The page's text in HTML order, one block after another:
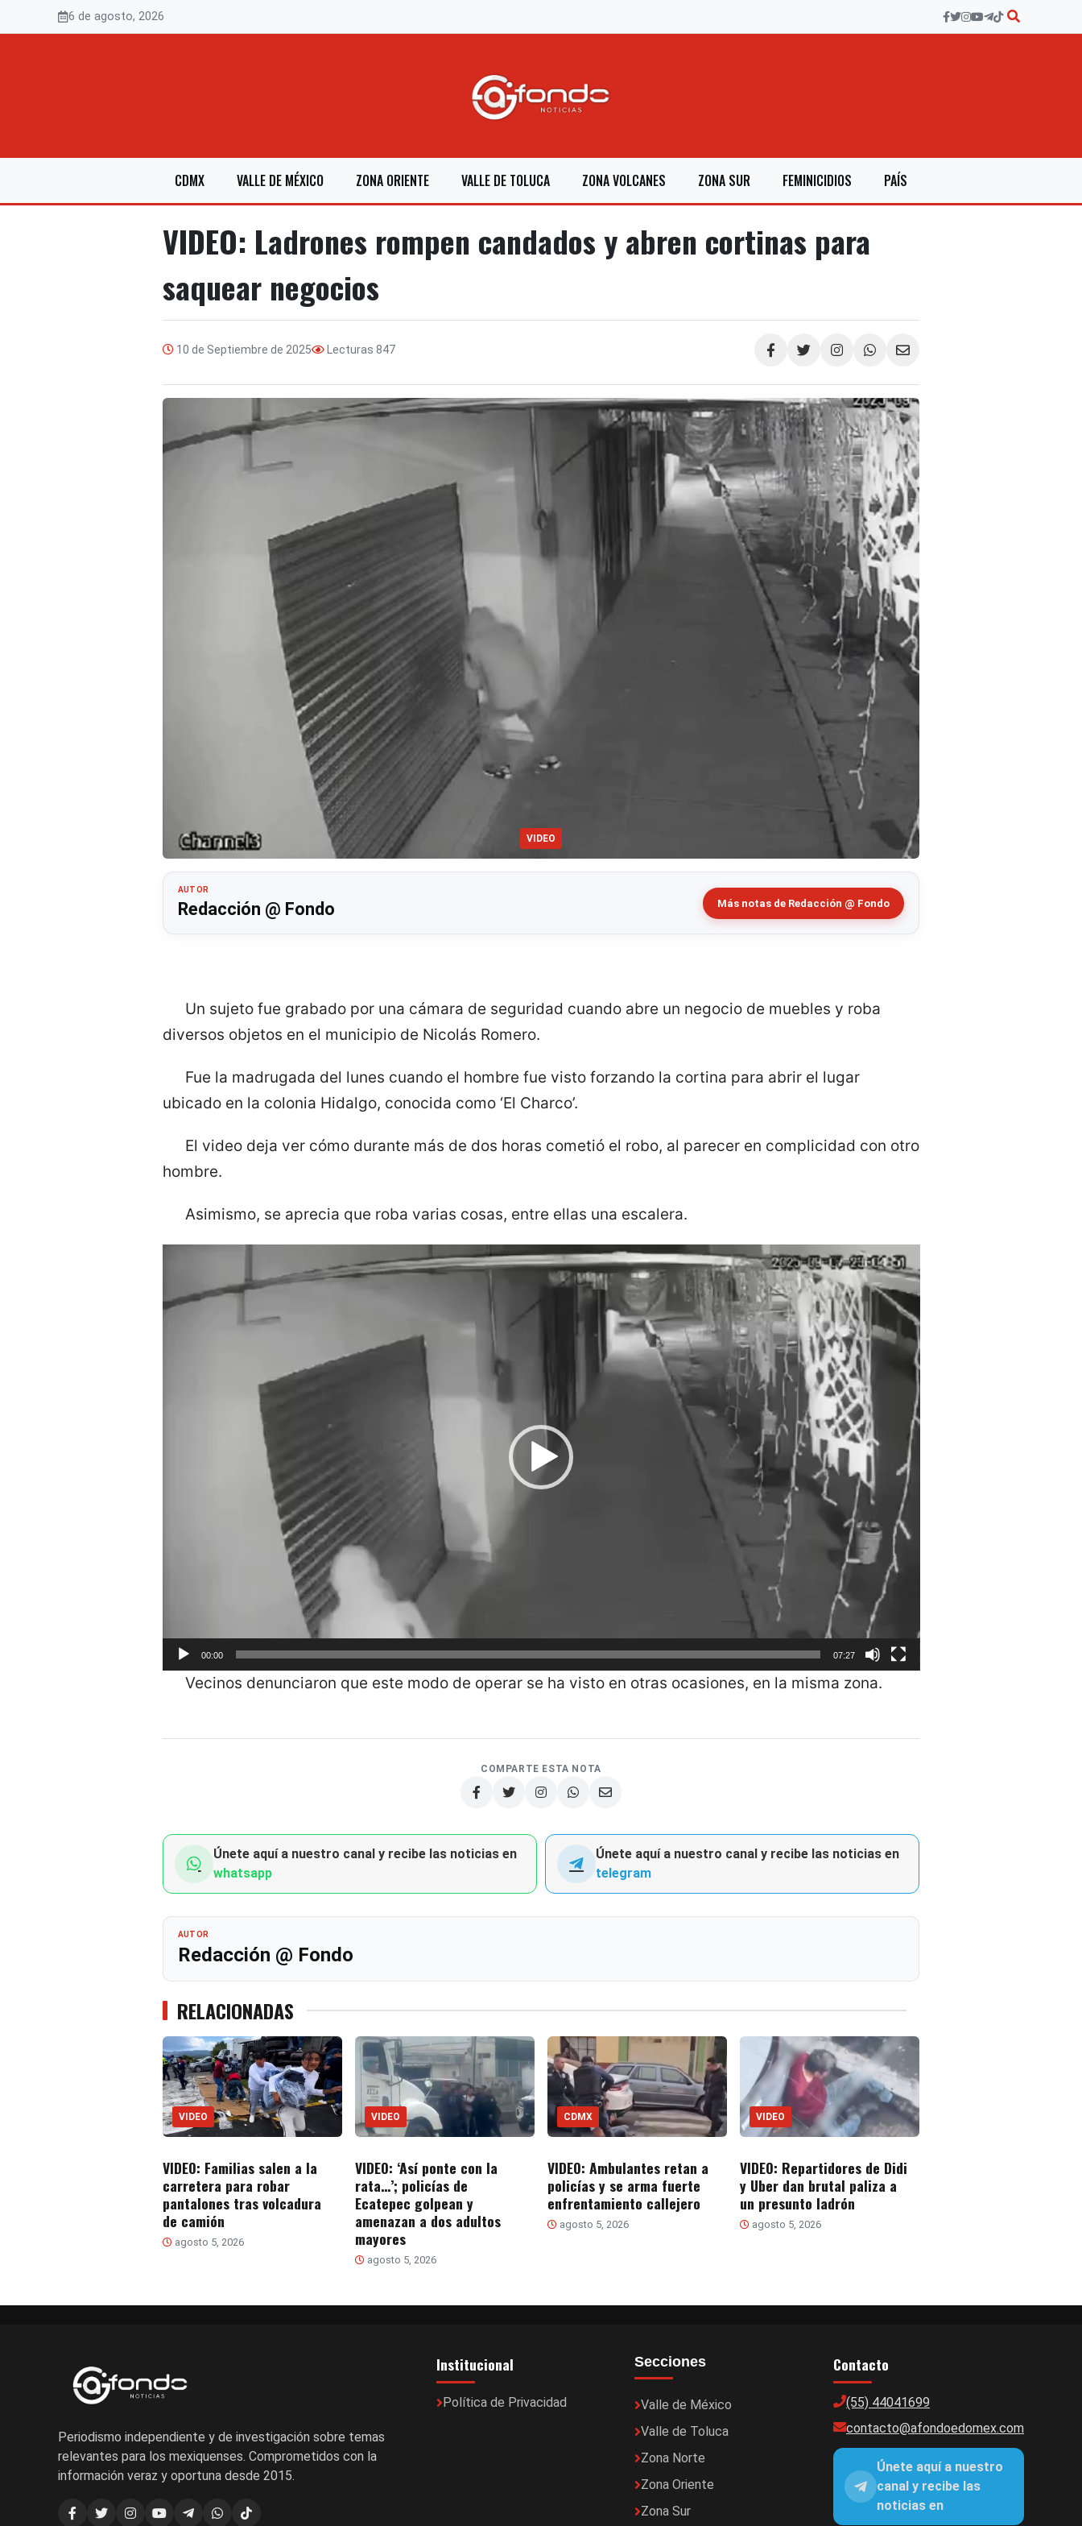
6 de agosto, 2026
CDMX VALLE DE MÉXICO ZONA ORIENTE VALLE DE TOLUCA ZONA VOLCANES ZONA SUR FEMINICIDIOS PAÍS
VIDEO: Ladrones rompen candados y abren cortinas para
saquear negocios
10 de Septiembre de 2025 Lecturas 847
Compartir
VIDEO
AUTOR
Redacción @ Fondo Más notas de Redacción @ Fondo
Un sujeto fue grabado por una cámara de seguridad cuando abre un negocio de muebles y roba
diversos objetos en el municipio de Nicolás Romero.
Fue la madrugada del lunes cuando el hombre fue visto forzando la cortina para abrir el lugar
ubicado en la colonia Hidalgo, conocida como ‘El Charco’.
El video deja ver cómo durante más de dos horas cometió el robo, al parecer en complicidad con otro
hombre.
Asimismo, se aprecia que roba varias cosas, entre ellas una escalera.
vídeo
00:00 07:27
Vecinos denunciaron que este modo de operar se ha visto en otras ocasiones, en la misma zona.
COMPARTE ESTA NOTA
Únete aquí a nuestro canal y recibe las noticias en
whatsapp
Únete aquí a nuestro canal y recibe las noticias en
telegram
AUTOR
Redacción @ Fondo
RELACIONADAS
VIDEO
VIDEO: Familias salen a la
carretera para robar
pantalones tras volcadura
de camión
agosto 5, 2026
VIDEO
VIDEO: ‘Así ponte con la
rata…’; policías de
Ecatepec golpean y
amenazan a dos adultos
mayores
agosto 5, 2026
CDMX
VIDEO: Ambulantes retan a
policías y se arma fuerte
enfrentamiento callejero
agosto 5, 2026
VIDEO
VIDEO: Repartidores de Didi
y Uber dan brutal paliza a
un presunto ladrón
agosto 5, 2026
Periodismo independiente y de investigación sobre temas
relevantes para los mexiquenses. Comprometidos con la
información veraz y oportuna desde 2015.
Institucional
Política de Privacidad
Secciones
Valle de México
Valle de Toluca
Zona Norte
Zona Oriente
Zona Sur
Contacto
(55) 44041699
contacto@afondoedomex.com
Únete aquí a nuestro
canal y recibe las
noticias en